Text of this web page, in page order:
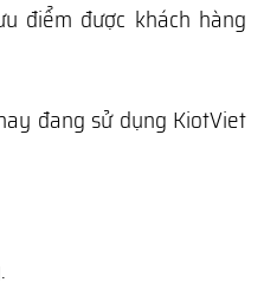
điểm được khách hàng
đang sử dụng KiotViet